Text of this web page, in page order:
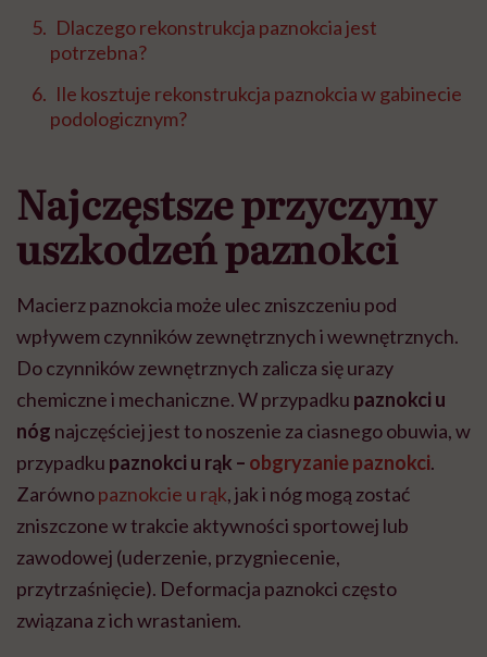
Dlaczego rekonstrukcja paznokcia jest
potrzebna?
Ile kosztuje rekonstrukcja paznokcia w gabinecie
podologicznym?
Najczęstsze przyczyny
uszkodzeń paznokci
Macierz paznokcia może ulec zniszczeniu pod
wpływem czynników zewnętrznych i wewnętrznych.
Do czynników zewnętrznych zalicza się urazy
chemiczne i mechaniczne. W przypadku paznokci u
nóg najczęściej jest to noszenie za ciasnego obuwia, w
przypadku paznokci u rąk – obgryzanie paznokci.
Zarównopaznokcie u rąk, jak i nóg mogą zostać
zniszczone w trakcie aktywności sportowej lub
zawodowej (uderzenie, przygniecenie,
przytrzaśnięcie). Deformacja paznokci często
związana z ich wrastaniem.